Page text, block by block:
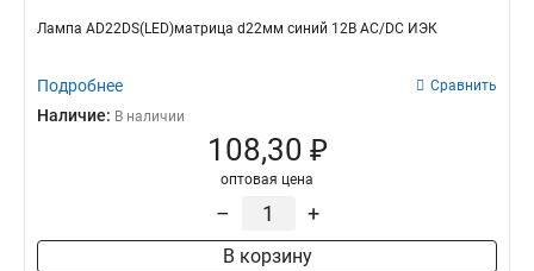
Лампа AD22DS(LED)матрица d22мм синий 12В AC/DC ИЭК
Подробнее Сравнить
Наличие: В наличии
108,30 ₽
оптовая цена
– +
В корзину